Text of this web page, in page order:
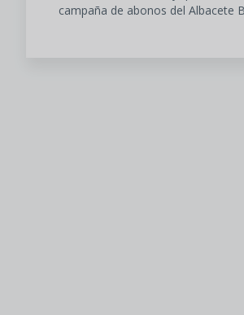
campaña de abonos del Albacete